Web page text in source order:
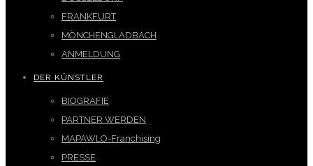
FRANKFURT
MÖNCHENGLADBACH
ANMELDUNG
DER KÜNSTLER
BIOGRAFIE
PARTNER WERDEN
MAPAWLO-Franchising
PRESSE